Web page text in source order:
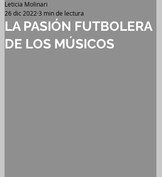
LA PASIÓN FUTBOLERA
DE LOS MÚSICOS
Leticia Molinari
26 dic 2022 3 min de lectura